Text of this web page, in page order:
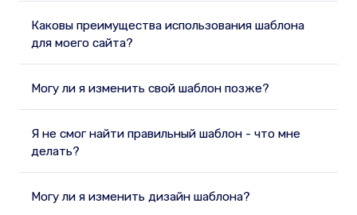
Каковы преимущества использования шаблона
для моего сайта?
Могу ли я изменить свой шаблон позже?
Я не смог найти правильный шаблон - что мне
делать?
Могу ли я изменить дизайн шаблона?